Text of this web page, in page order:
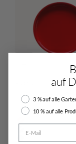
Lacquer-Tablett Ø
Angebot
32,95 €
Rot
Grüngrau
auf
Rabattauswahl
3 % auf alle
10 % auf alle
E-Mail